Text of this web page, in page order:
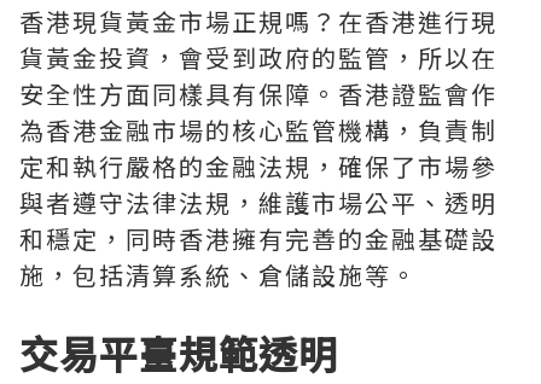
香港現貨黃金市場正規嗎？在香港進行現
貨黃金投資，會受到政府的監管，所以在
安全性方面同樣具有保障。香港證監會作
為香港金融市場的核心監管機構，負責制
定和執行嚴格的金融法規，確保了市場參
與者遵守法律法規，維護市場公平、透明
和穩定，同時香港擁有完善的金融基礎設
施，包括清算系統、倉儲設施等。
交易平臺規範透明